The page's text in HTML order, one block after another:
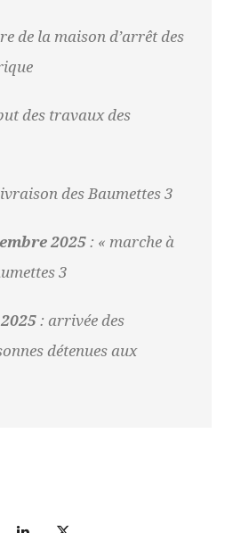
de la maison d’arrêt des
des travaux des
des Baumettes 3
2025: « marche à
3
: arrivée des
détenues aux